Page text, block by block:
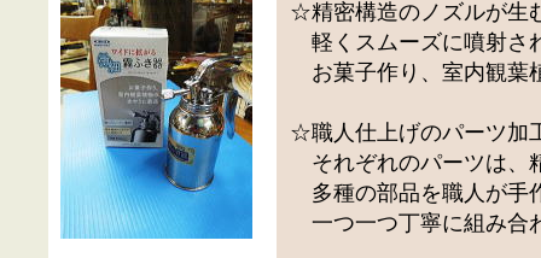
☆精密構造のノズルが生
軽くスムーズに噴射さ
お菓子作り、室内観葉
☆職人仕上げのパーツ加
それぞれのパーツは、
多種の部品を職人が手
一つ一つ丁寧に組み合